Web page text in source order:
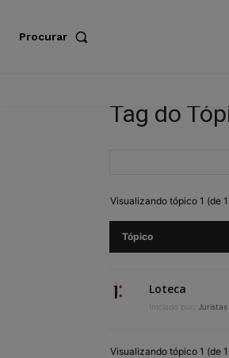
Procurar
Tag do
Visualizando tópico 1 (de
Tópico
Loteca
Iniciado por: Juristas
Visualizando tópico 1 (de